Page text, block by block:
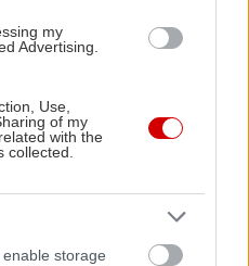
my
Advertising.
Use,
of my
with the
collected.
storage
της
Τι θα χρειαστεί
Η Ford
τους